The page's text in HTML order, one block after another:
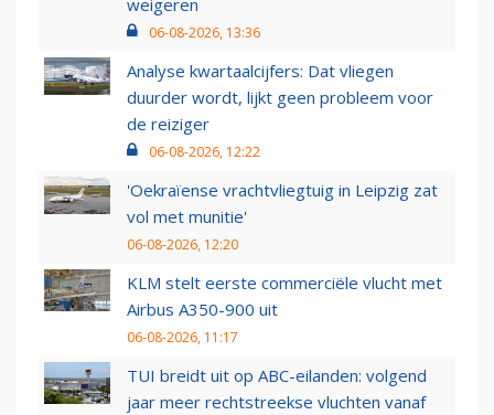
weigeren
06-08-2026, 13:36
Analyse kwartaalcijfers: Dat vliegen
duurder wordt, lijkt geen probleem voor
de reiziger
06-08-2026, 12:22
'Oekraïense vrachtvliegtuig in Leipzig zat
vol met munitie'
06-08-2026, 12:20
KLM stelt eerste commerciële vlucht met
Airbus A350-900 uit
06-08-2026, 11:17
TUI breidt uit op ABC-eilanden: volgend
jaar meer rechtstreekse vluchten vanaf